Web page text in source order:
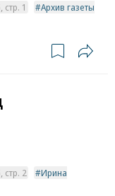
1
Архив газеты
2
Ирина